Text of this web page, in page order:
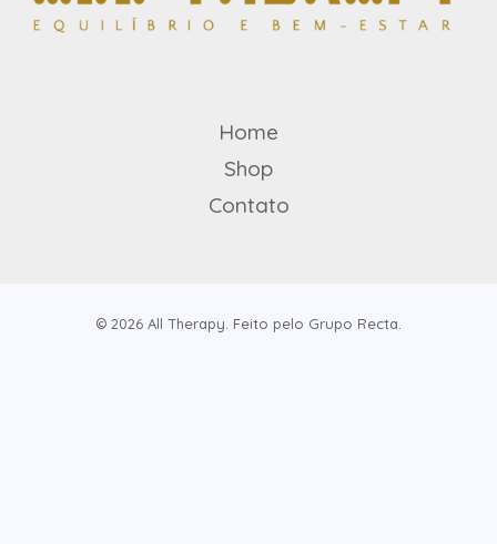
Home
Shop
Contato
© 2026 All Therapy. Feito pelo Grupo Recta.